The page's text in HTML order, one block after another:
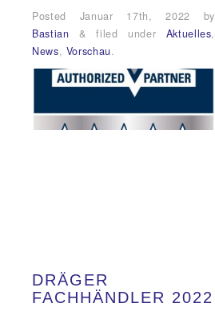
Posted Januar 17th, 2022 by
Bastian
& filed under Aktuelles,
News, Vorschau.
DRÄGER
FACHHÄNDLER 2022